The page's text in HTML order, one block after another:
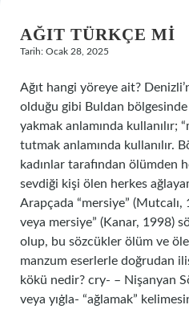
AĞIT TÜRKÇE MI
Tarih: Ocak 28, 2025
Ağıt hangi yöreye ait?
olduğu gibi Buldan bölgesinde
yakmak anlamında kullanılır;
tutmak anlamında kullanılır.
kadınlar tarafından ölümden
sevdiği kişi ölen herkes
Arapçada “mersiye” (Mutcalı,
veya mersiye” (Kanar, 1998)
olup, bu sözcükler ölüm ve
manzum eserlerle doğrudan
kökü nedir? cry- – Nişanyan
veya yıġla- “ağlamak”